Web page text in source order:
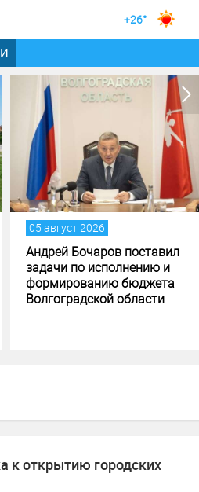
+26°
05 август 2026
Андрей Бочаров поставил
задачи по исполнению и
формированию бюджета
Волгоградской области
к открытию городских